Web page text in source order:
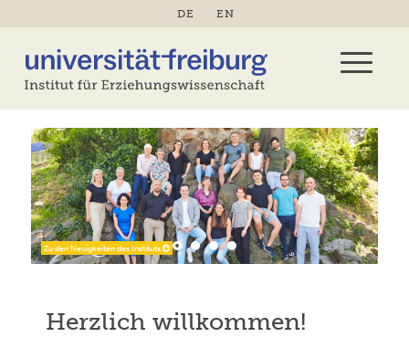
DE EN
Zu den Neuigkeiten des Instituts
Herzlich willkommen!